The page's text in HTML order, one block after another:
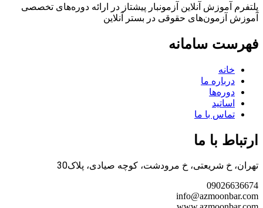
پلتفرم آموزش آنلاین آزمونبار پیشتاز در ارائه دوره‌های تخصصی
آموزش آزمون‌های حقوقی در بستر آنلاین
فهرست سامانه
خانه
درباره ما
دوره‌ها
اساتید
تماس با ما
ارتباط با ما
تهران، خ شریعتی، خ مرودشت، کوچه صیادی، پلاک30
09026636674
info@azmoonbar.com